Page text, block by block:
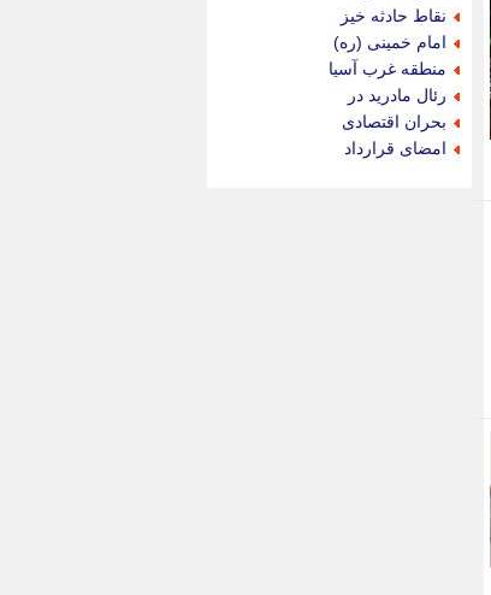
نقاط حادثه خیز
امام خمینی (ره)
منطقه غرب آسیا
رئال مادرید در
بحران اقتصادی
امضای قرارداد